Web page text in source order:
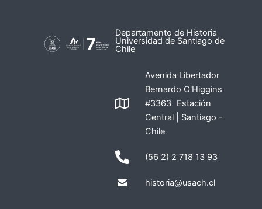
Departamento de Historia
Universidad de Santiago de
Chile
Avenida Libertador
Bernardo O'Higgins
#3363 Estación
Central | Santiago -
Chile
(56 2) 2 718 13 93
historia@usach.cl